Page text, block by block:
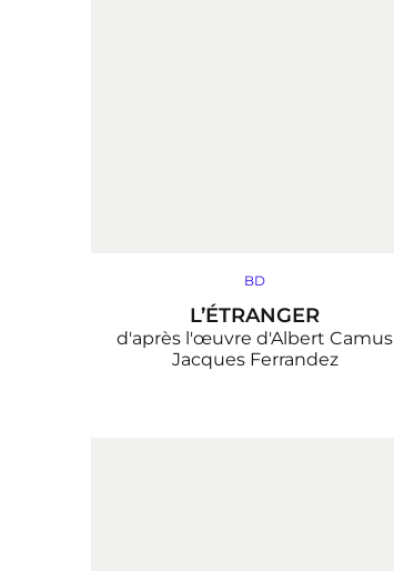
BD
L’ÉTRANGER
d'après l'œuvre d'Albert Camus
Jacques Ferrandez